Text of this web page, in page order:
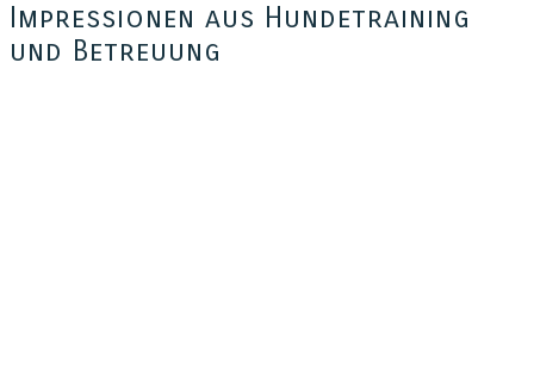
Impressionen aus Hundetraining
und Betreuung